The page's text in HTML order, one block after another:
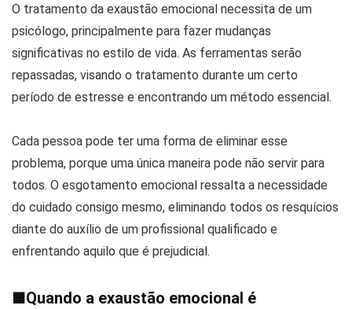
O tratamento da exaustão emocional necessita de um
psicólogo, principalmente para fazer mudanças
significativas no estilo de vida. As ferramentas serão
repassadas, visando o tratamento durante um certo
período de estresse e encontrando um método essencial.
Cada pessoa pode ter uma forma de eliminar esse
problema, porque uma única maneira pode não servir para
todos. O esgotamento emocional ressalta a necessidade
do cuidado consigo mesmo, eliminando todos os resquícios
diante do auxílio de um profissional qualificado e
enfrentando aquilo que é prejudicial.
■Quando a exaustão emocional é